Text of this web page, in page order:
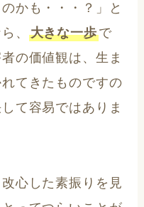
かも・・・？」と
、 大きな一歩で
の価値観は、生ま
てきたものですの
て容易ではありま
心した素振りを見